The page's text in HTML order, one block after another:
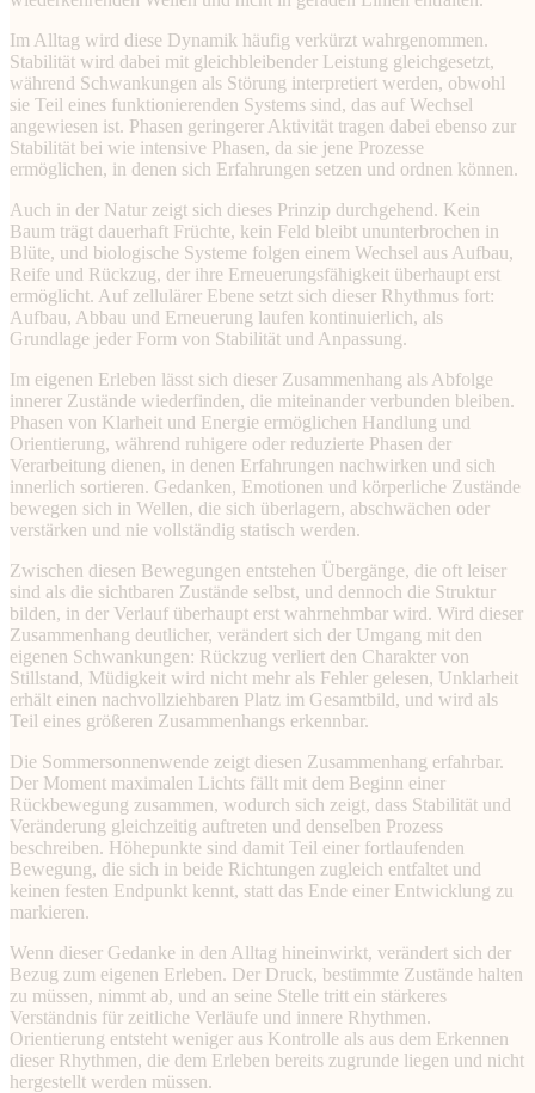
Im Alltag wird diese Dynamik häufig verkürzt wahrgenommen.
Stabilität wird dabei mit gleichbleibender Leistung gleichgesetzt,
während Schwankungen als Störung interpretiert werden, obwohl
sie Teil eines funktionierenden Systems sind, das auf Wechsel
angewiesen ist. Phasen geringerer Aktivität tragen dabei ebenso zur
Stabilität bei wie intensive Phasen, da sie jene Prozesse
ermöglichen, in denen sich Erfahrungen setzen und ordnen können.
Auch in der Natur zeigt sich dieses Prinzip durchgehend. Kein
Baum trägt dauerhaft Früchte, kein Feld bleibt ununterbrochen in
Blüte, und biologische Systeme folgen einem Wechsel aus Aufbau,
Reife und Rückzug, der ihre Erneuerungsfähigkeit überhaupt erst
ermöglicht. Auf zellulärer Ebene setzt sich dieser Rhythmus fort:
Aufbau, Abbau und Erneuerung laufen kontinuierlich, als
Grundlage jeder Form von Stabilität und Anpassung.
Im eigenen Erleben lässt sich dieser Zusammenhang als Abfolge
innerer Zustände wiederfinden, die miteinander verbunden bleiben.
Phasen von Klarheit und Energie ermöglichen Handlung und
Orientierung, während ruhigere oder reduzierte Phasen der
Verarbeitung dienen, in denen Erfahrungen nachwirken und sich
innerlich sortieren. Gedanken, Emotionen und körperliche Zustände
bewegen sich in Wellen, die sich überlagern, abschwächen oder
verstärken und nie vollständig statisch werden.
Zwischen diesen Bewegungen entstehen Übergänge, die oft leiser
sind als die sichtbaren Zustände selbst, und dennoch die Struktur
bilden, in der Verlauf überhaupt erst wahrnehmbar wird. Wird dieser
Zusammenhang deutlicher, verändert sich der Umgang mit den
eigenen Schwankungen: Rückzug verliert den Charakter von
Stillstand, Müdigkeit wird nicht mehr als Fehler gelesen, Unklarheit
erhält einen nachvollziehbaren Platz im Gesamtbild, und wird als
Teil eines größeren Zusammenhangs erkennbar.
Die Sommersonnenwende zeigt diesen Zusammenhang erfahrbar.
Der Moment maximalen Lichts fällt mit dem Beginn einer
Rückbewegung zusammen, wodurch sich zeigt, dass Stabilität und
Veränderung gleichzeitig auftreten und denselben Prozess
beschreiben. Höhepunkte sind damit Teil einer fortlaufenden
Bewegung, die sich in beide Richtungen zugleich entfaltet und
keinen festen Endpunkt kennt, statt das Ende einer Entwicklung zu
markieren.
Wenn dieser Gedanke in den Alltag hineinwirkt, verändert sich der
Bezug zum eigenen Erleben. Der Druck, bestimmte Zustände halten
zu müssen, nimmt ab, und an seine Stelle tritt ein stärkeres
Verständnis für zeitliche Verläufe und innere Rhythmen.
Orientierung entsteht weniger aus Kontrolle als aus dem Erkennen
dieser Rhythmen, die dem Erleben bereits zugrunde liegen und nicht
hergestellt werden müssen.